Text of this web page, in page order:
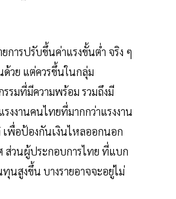
การปรับขึ้นค่าแรงขั้นต่ำ จริง ๆ
ด้วย แต่ควรขึ้นในกลุ่ม
รมที่มีความพร้อม รวมถึงมี
งงานคนไทยที่มากกว่าแรงงาน
เพื่อป้องกันเงินไหลออกนอก
ส่วนผู้ประกอบการไทย ที่แบก
นสูงขึ้น บางรายอาจจะอยู่ไม่